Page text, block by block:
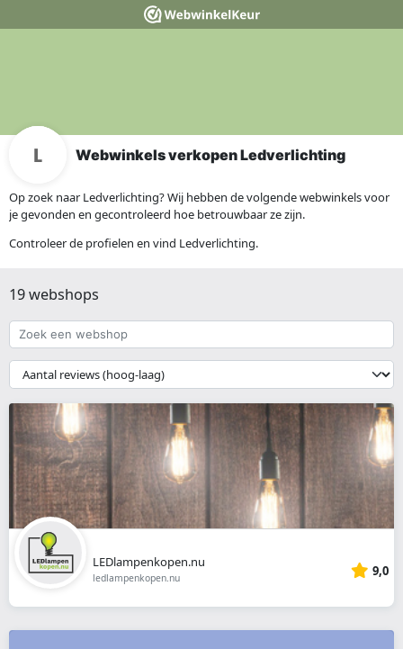
Webwinkels verkopen Ledverlichting
Op zoek naar Ledverlichting? Wij hebben de volgende webwinkels voor
je gevonden en gecontroleerd hoe betrouwbaar ze zijn.
Controleer de profielen en vind Ledverlichting.
19 webshops
Zoek
een
webshop
{{
__('Sort')
}}
LEDlampenkopen.nu
ledlampenkopen.nu 9,0